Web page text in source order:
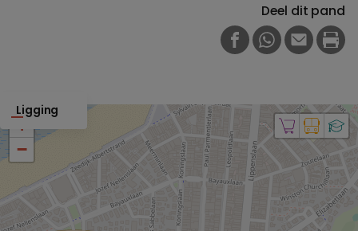
Deel dit pand
FACEBOOK
WHATSAPP
E-MAIL
Ligging
+
−